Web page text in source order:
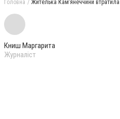
Головна Жителька Камʼянеччини втратила
Книш Маргарита
Журналіст